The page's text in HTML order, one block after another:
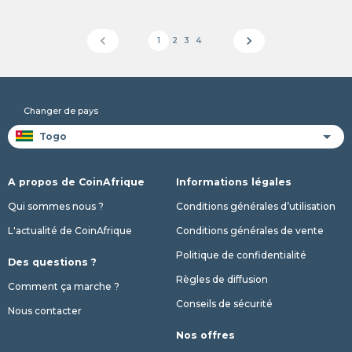
chevron_left 1 2 3 4 chevron_right
Changer de pays
A propos de CoinAfrique
Qui sommes nous ?
L'actualité de CoinAfrique
Des questions ?
Comment ça marche ?
Nous contacter
Informations légales
Conditions générales d’utilisation
Conditions générales de vente
Politique de confidentialité
Règles de diffusion
Conseils de sécurité
Nos offres